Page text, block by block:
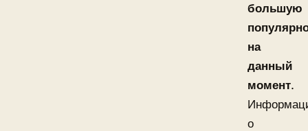
большую
на
данный
момент.
о